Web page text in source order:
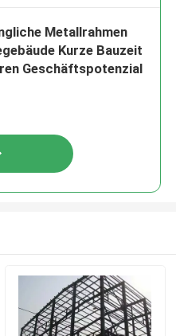
Metallrahmen
Kurze Bauzeit
Geschäftspotenzial